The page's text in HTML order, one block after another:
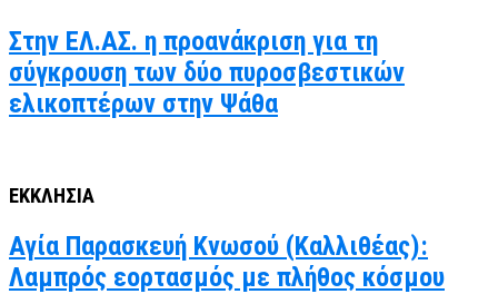
Στην ΕΛ.ΑΣ. η προανάκριση για τη
σύγκρουση των δύο πυροσβεστικών
ελικοπτέρων στην Ψάθα
ΕΚΚΛΗΣΙΑ
Αγία Παρασκευή Κνωσού (Καλλιθέας):
Λαμπρός εορτασμός με πλήθος κόσμου